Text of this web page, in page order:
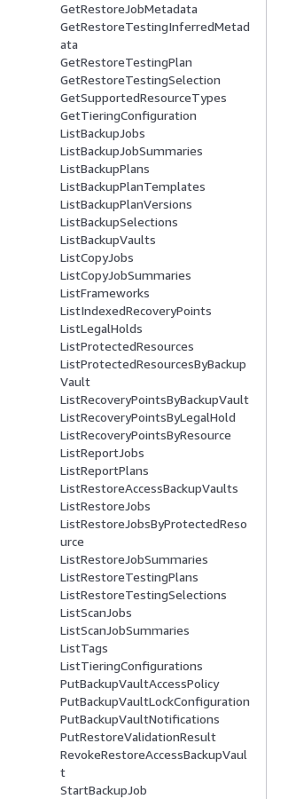
GetRestoreJobMetadata
GetRestoreTestingInferredMetad
ata
GetRestoreTestingPlan
GetRestoreTestingSelection
GetSupportedResourceTypes
GetTieringConfiguration
ListBackupJobs
ListBackupJobSummaries
ListBackupPlans
ListBackupPlanTemplates
ListBackupPlanVersions
ListBackupSelections
ListBackupVaults
ListCopyJobs
ListCopyJobSummaries
ListFrameworks
ListIndexedRecoveryPoints
ListLegalHolds
ListProtectedResources
ListProtectedResourcesByBackup
Vault
ListRecoveryPointsByBackupVault
ListRecoveryPointsByLegalHold
ListRecoveryPointsByResource
ListReportJobs
ListReportPlans
ListRestoreAccessBackupVaults
ListRestoreJobs
ListRestoreJobsByProtectedReso
urce
ListRestoreJobSummaries
ListRestoreTestingPlans
ListRestoreTestingSelections
ListScanJobs
ListScanJobSummaries
ListTags
ListTieringConfigurations
PutBackupVaultAccessPolicy
PutBackupVaultLockConfiguration
PutBackupVaultNotifications
PutRestoreValidationResult
RevokeRestoreAccessBackupVaul
t
StartBackupJob